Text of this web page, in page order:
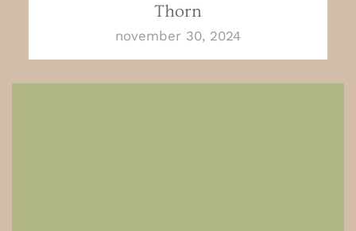
Thorn
november 30, 2024